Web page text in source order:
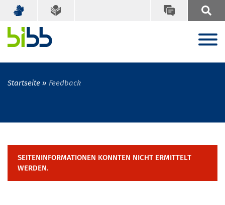
Startseite Feedback
SEITENINFORMATIONEN KONNTEN NICHT ERMITTELT
WERDEN.